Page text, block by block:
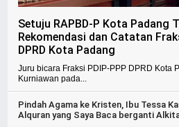
Setuju RAPBD-P Kota Padang
Rekomendasi dan Catatan
DPRD Kota Padang
Juru bicara Fraksi PDIP-PPP DPRD Kota
Kurniawan pada...
Pindah Agama ke Kristen, Ibu Tessa
Alquran yang Saya Baca berganti